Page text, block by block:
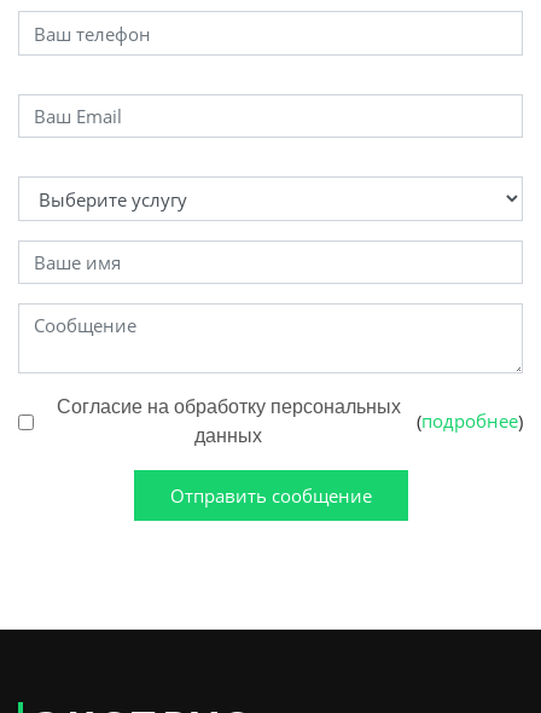
Согласие на обработку персональных
данных
( подробнее )
Отправить сообщение